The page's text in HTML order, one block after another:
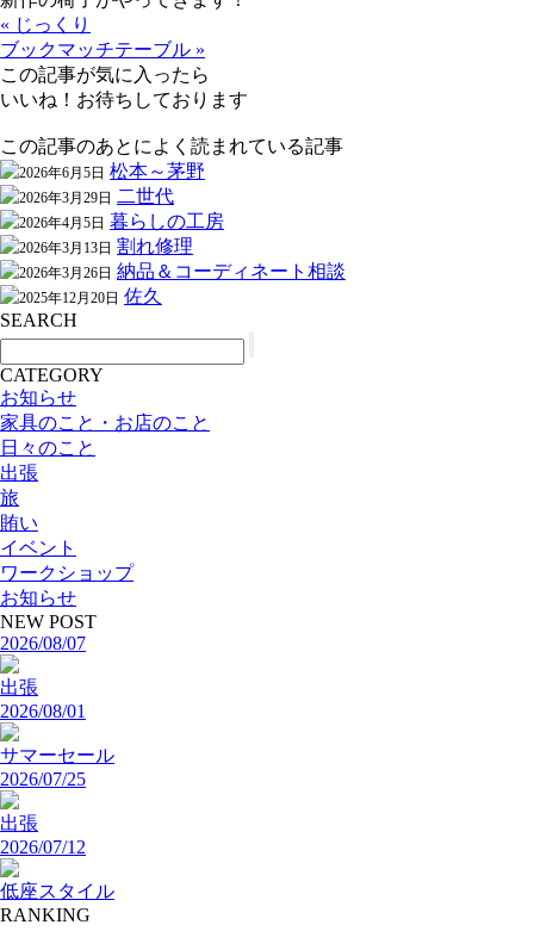
« じっくり
ブックマッチテーブル »
この記事が気に入ったら
いいね！お待ちしております
この記事のあとによく読まれている記事
2026年6月5日 松本～茅野
2026年3月29日 二世代
2026年4月5日 暮らしの工房
2026年3月13日 割れ修理
2026年3月26日 納品＆コーディネート相談
2025年12月20日 佐久
SEARCH
CATEGORY
お知らせ
家具のこと・お店のこと
日々のこと
出張
旅
賄い
イベント
ワークショップ
お知らせ
NEW POST
2026/08/07
出張
2026/08/01
サマーセール
2026/07/25
出張
2026/07/12
低座スタイル
RANKING